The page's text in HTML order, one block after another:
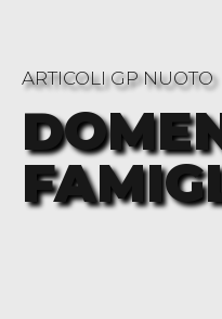
ARTICOLI GP NUOTO